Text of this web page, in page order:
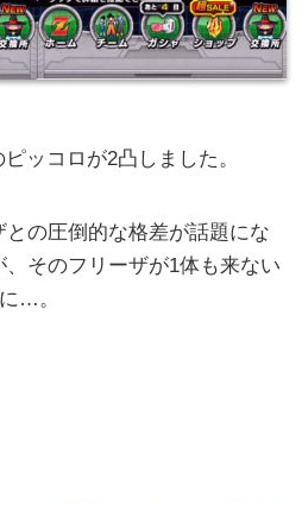
ッコロが2凸しました。
の圧倒的な格差が話題にな
そのフリーザが1体も来ない
…。